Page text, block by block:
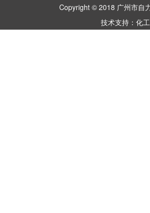
Copyright © 2018 广州市
技术支持： 化